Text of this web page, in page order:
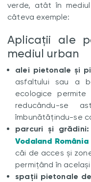
verde, atât în
câteva exemple:
Aplicații ale
mediul urban
alei pietonale și
asfaltului sau a
ecologice
reducându-se
îmbunătățindu-se
parcuri și grădini:
Vodaland România
căi de acces și
permițând în
spații pietonale